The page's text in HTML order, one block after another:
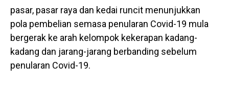
pasar, pasar raya dan kedai runcit menunjukkan
pola pembelian semasa penularan Covid-19 mula
bergerak ke arah kelompok kekerapan kadang-
kadang dan jarang-jarang berbanding sebelum
penularan Covid-19.